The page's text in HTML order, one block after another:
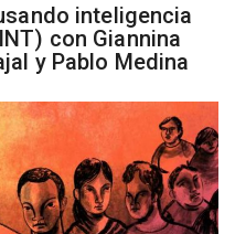
inteligencia
con Giannina
y Pablo Medina